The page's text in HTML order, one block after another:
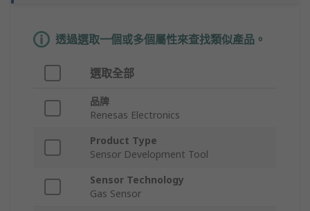
透過選取一個或多個屬性來查找類似產品。
選取全部
品牌
Renesas Electronics
Product Type
Sensor Development Tool
Sensor Technology
Gas Sensor